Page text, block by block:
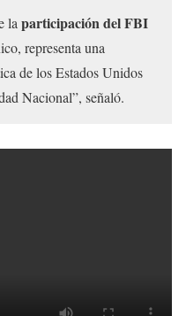
la participación del FBI
representa una
de los Estados Unidos
Nacional”, señaló.